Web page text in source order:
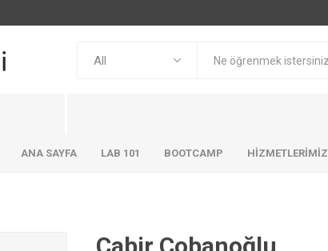
ANA SAYFA LAB 101 BOOTCAMP HIZMETLERIMIZ